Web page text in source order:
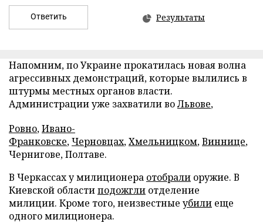
Ответить Результаты
Напомним, по Украине прокатилась новая волна
агрессивных демонстраций, которые вылились в
штурмы местных органов власти.
Администрации уже захватили воЛьвове,
Ровно,Ивано-
Франковске,Черновцах,Хмельницком,Виннице,
Чернигове, Полтаве.
В Черкассах у милиционера отобрали оружие. В
Киевской областиподожгли отделение
милиции. Кроме того, неизвестные убили еще
одного милиционера.